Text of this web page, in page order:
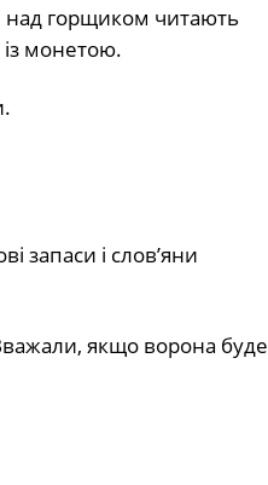
над горщиком читають
монетою.
запаси і слов’яни
якщо ворона буде